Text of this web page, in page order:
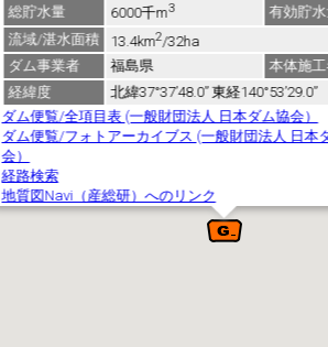
総貯水量
6000千m3
有効貯
流域/湛水面積
13.4km2/32ha
ダム事業者
福島県
本体施
経緯度
北緯37°37’48.0” 東経140°53’29.0”
ダム便覧/全項目表 (一般財団法人 日本ダム協会）
ダム便覧/フォトアーカイブス (一般財団法人 日本
会）
経路検索
地質図Navi（産総研）へのリンク